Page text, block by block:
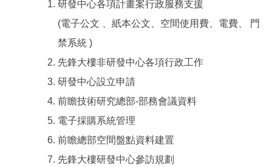
研發中心各項計畫案行政服務支援
(電子公文 、紙本公文、空間使用費、電費、 門
禁系統 )
先鋒大樓非研發中心各項行政工作
研發中心設立申請
前瞻技術研究總部-部務會議資料
電子採購系統管理
前瞻總部空間盤點資料建置
先鋒大樓研發中心參訪規劃